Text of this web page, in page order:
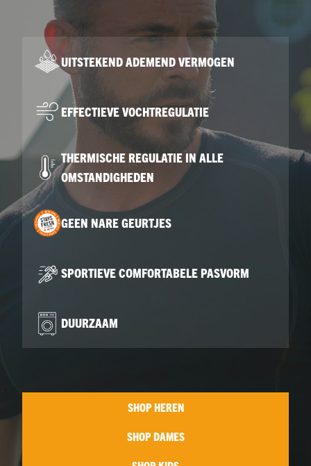
UITSTEKEND ADEMEND VERMOGEN
EFFECTIEVE VOCHTREGULATIE
THERMISCHE REGULATIE IN ALLE
OMSTANDIGHEDEN
GEEN NARE GEURTJES
SPORTIEVE COMFORTABELE PASVORM
DUURZAAM
SHOP HEREN
SHOP DAMES